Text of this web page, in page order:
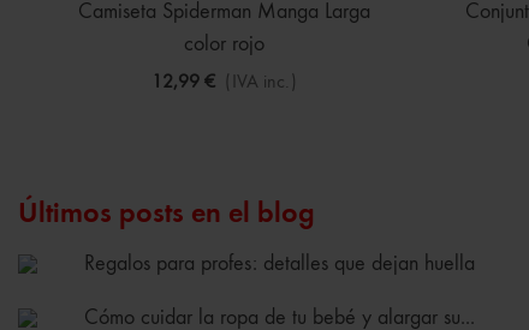
Camiseta Spiderman Manga Larga
color rojo
12,99 € (IVA inc.)
Últimos posts en el blog
Regalos para profes: detalles que dejan huella
Cómo cuidar la ropa de tu bebé y alargar su...